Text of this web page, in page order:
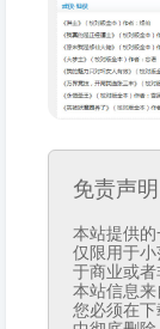
免责声明
本站提供
仅限用于
于商业或者
本站信息来
您必须在